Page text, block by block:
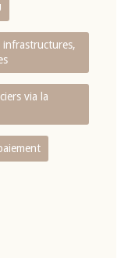
infrastructures,
via la